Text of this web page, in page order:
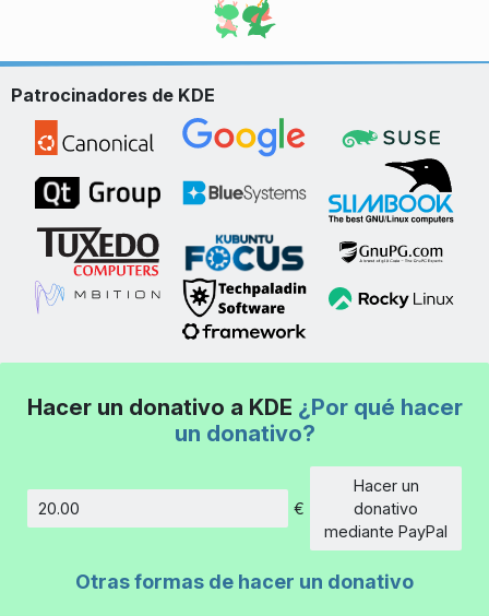
Patrocinadores de KDE
Hacer un donativo a KDE ¿Por qué hacer
un donativo?
Cantidad
€
Hacer un
donativo
mediante PayPal
Otras formas de hacer un donativo